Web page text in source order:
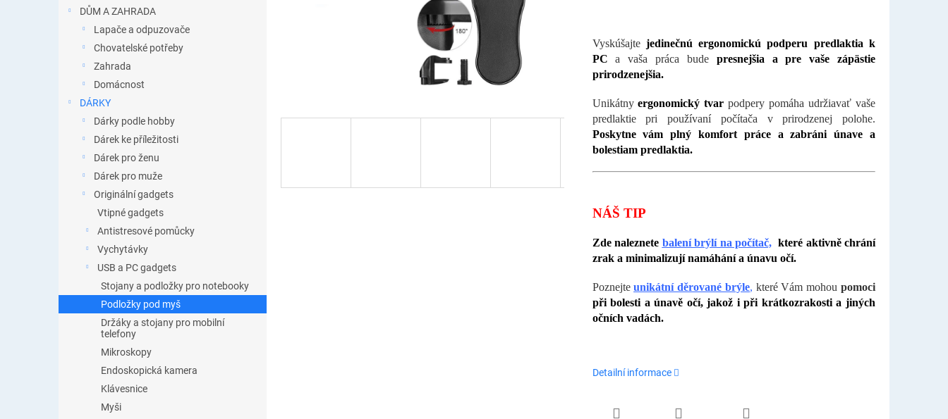
DŮM A ZAHRADA
Lapače a odpuzovače
Chovatelské potřeby
Zahrada
Domácnost
DÁRKY
Dárky podle hobby
Dárek ke příležitosti
Dárek pro ženu
Dárek pro muže
Originální gadgets
Vtipné gadgets
Antistresové pomůcky
Vychytávky
USB a PC gadgets
Stojany a podložky pro notebooky
Podložky pod myš
Držáky a stojany pro mobilní
telefony
Mikroskopy
Endoskopická kamera
Klávesnice
Myši
Vyskúšajte jedinečnú ergonomickú podperu predlaktia k
PC a vaša práca bude presnejšia a pre vaše zápästie
prirodzenejšia.
Unikátnyergonomický tvar podpery pomáha udržiavať vaše
predlaktie pri používaní počítača v prirodzenej polohe.
Poskytne vám plný komfort práce a zabráni únave a
bolestiam predlaktia.
NÁŠ TIP
Zde naleznete balení brýlí na počítač, které aktivně chrání
zrak a minimalizují namáhání a únavu očí.
Poznejteunikátní děrované brýle, které Vám mohoupomoci
při bolesti a únavě očí, jakož i při krátkozrakosti a jiných
očních vadách.
Detailní informace